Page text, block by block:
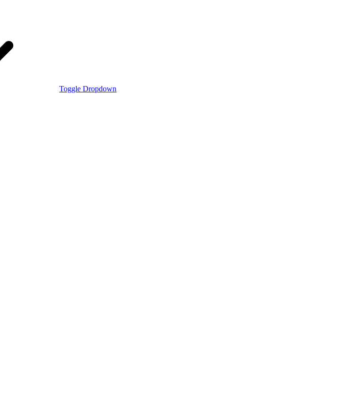
Toggle Dropdown